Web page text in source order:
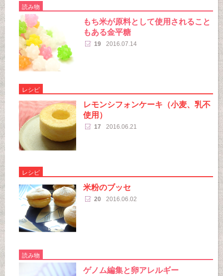
読み物
もち米が原料として使用されること
もある金平糖
19 2016.07.14
レシピ
レモンシフォンケーキ（小麦、乳不
使用）
17 2016.06.21
レシピ
米粉のブッセ
20 2016.06.02
読み物
ゲノム編集と卵アレルギー